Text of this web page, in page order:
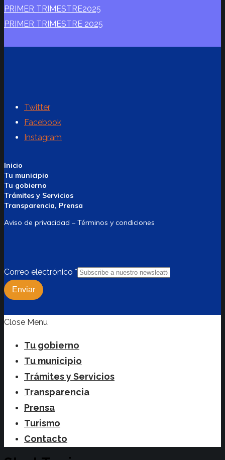
PRIMER TRIMESTRE2025
PRIMER TRIMESTRE 2025
Twitter
Facebook
Instagram
Inicio
Tu municipio
Tu gobierno
Trámites y Servicios
Transparencia, Prensa
Aviso de privacidad – Términos y condiciones
Correo electrónico *
Enviar
Close Menu
Tu gobierno
Tu municipio
Trámites y Servicios
Transparencia
Prensa
Turismo
Contacto